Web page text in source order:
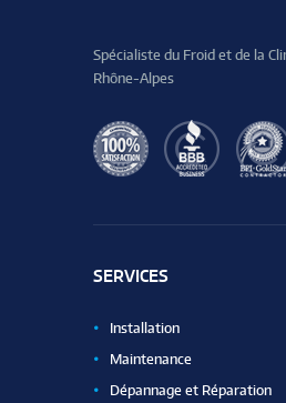
Spécialiste du Froid et de la
Rhône-Alpes
SERVICES
Installation
Maintenance
Dépannage et Réparation